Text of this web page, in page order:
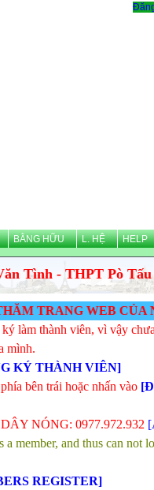
BẰNG HỮU L. HỆ HELP
Tình - THPT Pò Tấu
WEB CỦA
làm thành viên, vì vậy
mình.
KÝ THÀNH VIÊN]
bên trái hoặc nhấn vào
NÓNG: 0977.972.932
member, and thus can not
REGISTER]